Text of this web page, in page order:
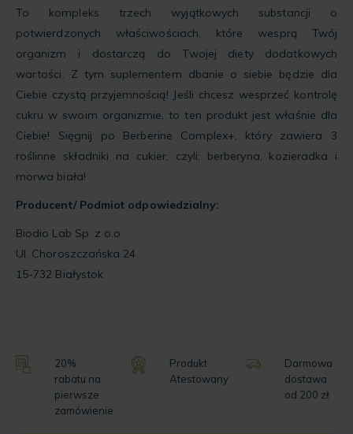
To kompleks trzech wyjątkowych substancji o
potwierdzonych właściwościach, które wesprą Twój
organizm i dostarczą do Twojej diety dodatkowych
wartości. Z tym suplementem dbanie o siebie będzie dla
Ciebie czystą przyjemnością! Jeśli chcesz wesprzeć kontrolę
cukru w swoim organizmie, to ten produkt jest właśnie dla
Ciebie! Sięgnij po Berberine Complex+, który zawiera 3
roślinne składniki na cukier, czyli: berberyna, kozieradka i
morwa biała!
Producent/ Podmiot odpowiedzialny:
Biodio Lab Sp. z o.o.
Ul. Choroszczańska 24
15-732 Białystok
20%
rabatu na
pierwsze
zamówienie
Produkt
Atestowany
Darmowa
dostawa
od 200 zł